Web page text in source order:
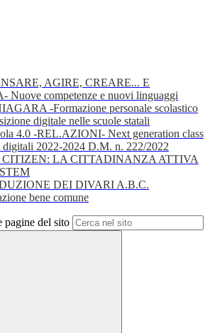
AGIRE, CREARE... E
Nuove competenze e nuovi linguaggi
-Formazione personale scolastico
digitale nelle scuole statali
4.0 -REL.AZIONI- Next generation class
2022-2024 D.M. n. 222/2022
LA CITTADINANZA ATTIVA
DEI DIVARI A.B.C.
bene comune
pagine del sito